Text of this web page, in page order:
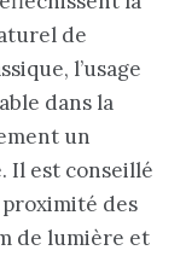
de
l’usage
dans la
un
Il est conseillé
des
de lumière et